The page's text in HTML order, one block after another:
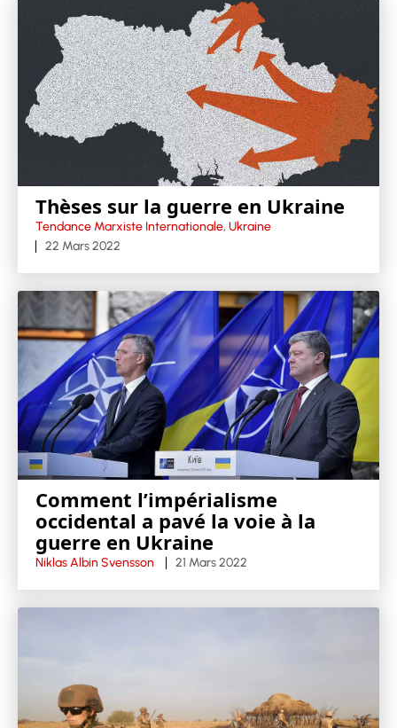
Thèses sur la guerre en Ukraine
Tendance Marxiste Internationale, Ukraine
22 Mars 2022
Comment l’impérialisme
occidental a pavé la voie à la
guerre en Ukraine
Niklas Albin Svensson 21 Mars 2022